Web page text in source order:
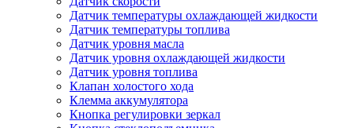
Датчик температуры охлаждающей жидкости
Датчик температуры топлива
Датчик уровня масла
Датчик уровня охлаждающей жидкости
Датчик уровня топлива
Клапан холостого хода
Клемма аккумулятора
Кнопка регулировки зеркал